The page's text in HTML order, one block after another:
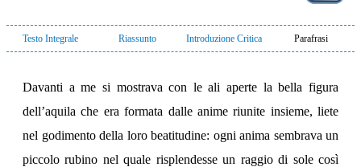
Testo Integrale Riassunto Introduzione Critica Parafrasi
Davanti a me si mostrava con le ali aperte la bella figura
dell’aquila che era formata dalle anime riunite insieme, liete
nel godimento della loro beatitudine: ogni anima sembrava un
piccolo rubino nel quale risplendesse un raggio di sole così